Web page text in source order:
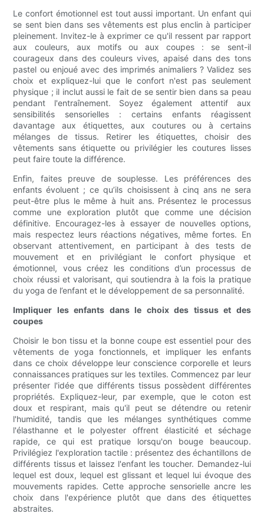
Le confort émotionnel est tout aussi important. Un enfant qui
se sent bien dans ses vêtements est plus enclin à participer
pleinement. Invitez-le à exprimer ce qu'il ressent par rapport
aux couleurs, aux motifs ou aux coupes : se sent-il
courageux dans des couleurs vives, apaisé dans des tons
pastel ou enjoué avec des imprimés animaliers ? Validez ses
choix et expliquez-lui que le confort n'est pas seulement
physique ; il inclut aussi le fait de se sentir bien dans sa peau
pendant l'entraînement. Soyez également attentif aux
sensibilités sensorielles : certains enfants réagissent
davantage aux étiquettes, aux coutures ou à certains
mélanges de tissus. Retirer les étiquettes, choisir des
vêtements sans étiquette ou privilégier les coutures lisses
peut faire toute la différence.
Enfin, faites preuve de souplesse. Les préférences des
enfants évoluent ; ce qu’ils choisissent à cinq ans ne sera
peut-être plus le même à huit ans. Présentez le processus
comme une exploration plutôt que comme une décision
définitive. Encouragez-les à essayer de nouvelles options,
mais respectez leurs réactions négatives, même fortes. En
observant attentivement, en participant à des tests de
mouvement et en privilégiant le confort physique et
émotionnel, vous créez les conditions d’un processus de
choix réussi et valorisant, qui soutiendra à la fois la pratique
du yoga de l’enfant et le développement de sa personnalité.
Impliquer les enfants dans le choix des tissus et des
coupes
Choisir le bon tissu et la bonne coupe est essentiel pour des
vêtements de yoga fonctionnels, et impliquer les enfants
dans ce choix développe leur conscience corporelle et leurs
connaissances pratiques sur les textiles. Commencez par leur
présenter l'idée que différents tissus possèdent différentes
propriétés. Expliquez-leur, par exemple, que le coton est
doux et respirant, mais qu'il peut se détendre ou retenir
l'humidité, tandis que les mélanges synthétiques comme
l'élasthanne et le polyester offrent élasticité et séchage
rapide, ce qui est pratique lorsqu'on bouge beaucoup.
Privilégiez l'exploration tactile : présentez des échantillons de
différents tissus et laissez l'enfant les toucher. Demandez-lui
lequel est doux, lequel est glissant et lequel lui évoque des
mouvements rapides. Cette approche sensorielle ancre les
choix dans l'expérience plutôt que dans des étiquettes
abstraites.